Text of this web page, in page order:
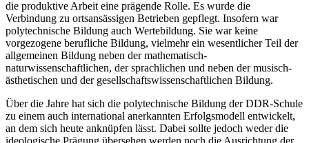
die produktive Arbeit eine prägende Rolle. Es wurde die
Verbindung zu ortsansässigen Betrieben gepflegt. Insofern war
polytechnische Bildung auch Wertebildung. Sie war keine
vorgezogene berufliche Bildung, vielmehr ein wesentlicher Teil der
­allgemeinen Bildung neben der mathematisch-
naturwissenschaftlichen, der sprachlichen und neben der musisch-
ästhe­tischen und der gesellschaftswissenschaftlichen Bildung.
Über die Jahre hat sich die polytechnische Bildung der DDR-Schule
zu einem auch international anerkannten Erfolgsmodell entwickelt,
an dem sich heute anknüpfen lässt. Dabei sollte jedoch weder die
ideologische Prägung übersehen werden noch die Ausrichtung der